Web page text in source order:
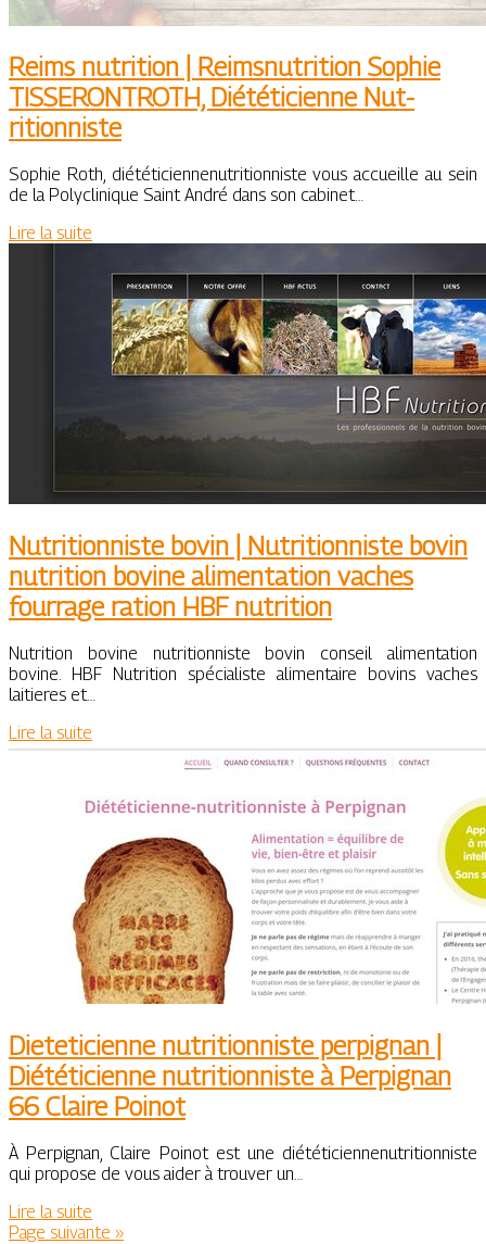
Reims nutrition | Reimsnutrition Sophie
TISSERONTROTH, Diététi­cien­ne Nut­
ritionniste
Sophie Roth, diététiciennenutritionniste vous accueille au sein
de la Polyclinique Saint André dans son cabinet…
Lire la suite
Nut­ritionniste bovin | Nut­ritionniste bovin
nutrition bovine alimen­ta­tion vaches
fourrage ration HBF nutrition
Nutrition bovine nutritionniste bovin conseil alimentation
bovine. HBF Nutrition spécialiste alimentaire bovins vaches
laitieres et…
Lire la suite
Dieteti­cien­ne nut­ritionniste perpignan |
Diététi­cien­ne nut­ritionniste à Perpignan
66 Claire Poinot
À Perpignan, Claire Poinot est une diététiciennenutritionniste
qui propose de vous aider à trouver un…
Lire la suite
Page suivante »